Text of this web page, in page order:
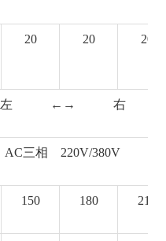
20 20 20
左 ←→ 右
AC三相 220V/380V
150 180 210